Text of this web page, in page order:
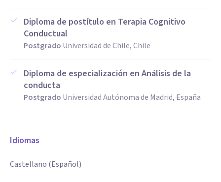
Diploma de postítulo en Terapia Cognitivo
Conductual
Postgrado Universidad de Chile, Chile
Diploma de especialización en Análisis de la
conducta
Postgrado Universidad Autónoma de Madrid, España
Idiomas
Castellano (Español)